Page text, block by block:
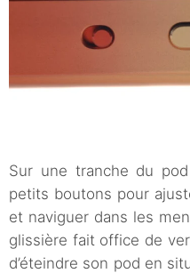
Sur une tranche du
petits boutons pour
et naviguer dans les
glissière fait office de
d’éteindre son pod en